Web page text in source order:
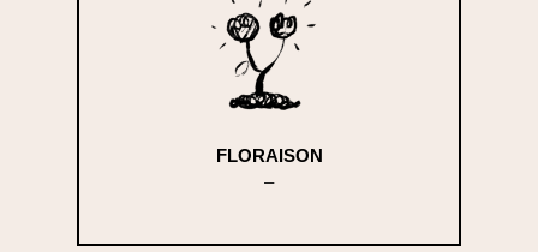
FLORAISON
–